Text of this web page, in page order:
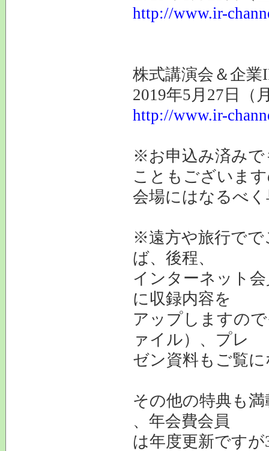
http://www.ir-
株式講演会＆企
2019年5月27日
http://www.ir-
※お申込み済みで
こともございま
会場にはなるべ
※遠方や旅行でで
ば、後程、
インターネット
に収録内容を
アップしますの
ァイル）、プレ
ゼン資料もご覧
その他の特典も
、年会費会員
は年度更新です